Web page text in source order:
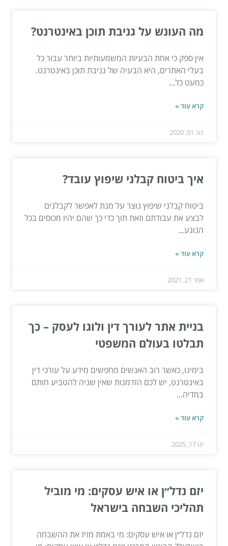
מה העונש על גניבת תוכן באינטרנט?
אין ספק כי אחת הבעיות המשמעותיות ביותר עבור כל
בעלי האתרים, היא הבעיה של גניבת תוכן באינטרנט.
כמעט כל...
קרא עוד »
נוב 01, 2020
איך ביטוח קבלני שיפוץ עובד?
ביטוח קבלני שיפוץ נוצר על מנת לאפשר לקבלנים
לבצע את עבודתם וזאת תוך כדי כך שהם יהיו מכוסים בכל
הנוגע...
קרא עוד »
אפר 21, 2021
בניית אתר לעורך דין ולוגו לעסק – כך
תבלטו בעולם המשפטי
בימינו, כאשר רוב האנשים מחפשים מידע על עורכי דין
באינטרנט, יש לכם הזדמנות שאין שניה להטביע חותם
במדיה...
קרא עוד »
ינו 17, 2025
יזם נדל״ן או איש עסקים: מי מוביל
תהליכי השבחה בישראל
יזם נדל״ן או איש עסקים: מי באמת מזיז את ההשבחה